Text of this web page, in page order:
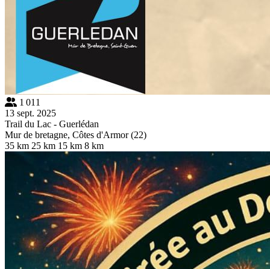
1 011
13 sept. 2025
Trail du Lac - Guerlédan
Mur de bretagne, Côtes d'Armor (22)
35 km 25 km 15 km 8 km